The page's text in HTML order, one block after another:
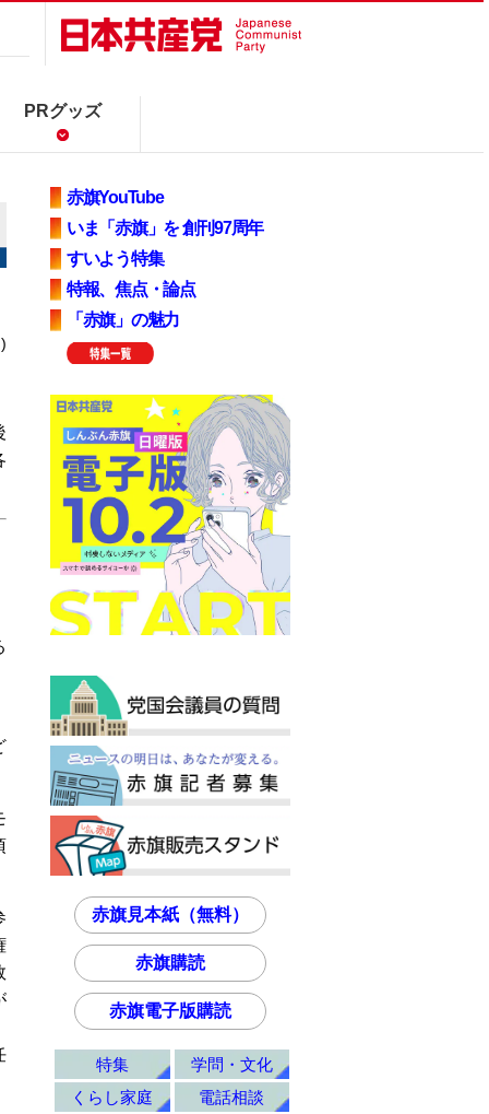
PRグッズ
赤旗YouTube
いま「赤旗」を 創刊97周年
すいよう特集
特報、焦点・論点
「赤旗」の魅力
赤旗見本紙（無料）
赤旗購読
赤旗電子版購読
特集
学問・文化
くらし家庭
電話相談